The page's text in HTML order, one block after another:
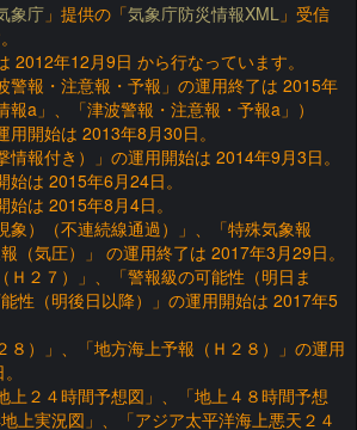
象庁 」提供の「気象庁防災情報XML 」受信
2012年12月9日 から行なっています。
警報・注意報・予報」の運用終了は 2015年
a」、「津波警報・注意報・予報a」）
開始は 2013年8月30日。
報付き）」の運用開始は 2014年9月3日。
は 2015年6月24日。
は 2015年8月4日。
象）（不連続線通過）」、「特殊気象報
（気圧）」 の運用終了は 2017年3月29日。
Ｈ２７）」、「警報級の可能性（明日ま
性（明後日以降）」の運用開始は 2017年5
８）」、「地方海上予報（Ｈ２８）」の運用
上２４時間予想図」、「地上４８時間予想
上実況図」、「アジア太平洋海上悪天２４